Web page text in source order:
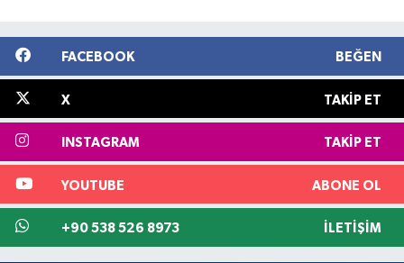
FACEBOOK BEĞEN
X TAKIP ET
INSTAGRAM TAKIP ET
YOUTUBE ABONE OL
+90 538 526 8973 İLETIŞIM